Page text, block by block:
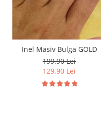
Inel Masiv Bulga GOLD
199,90 Lei
129,90 Lei